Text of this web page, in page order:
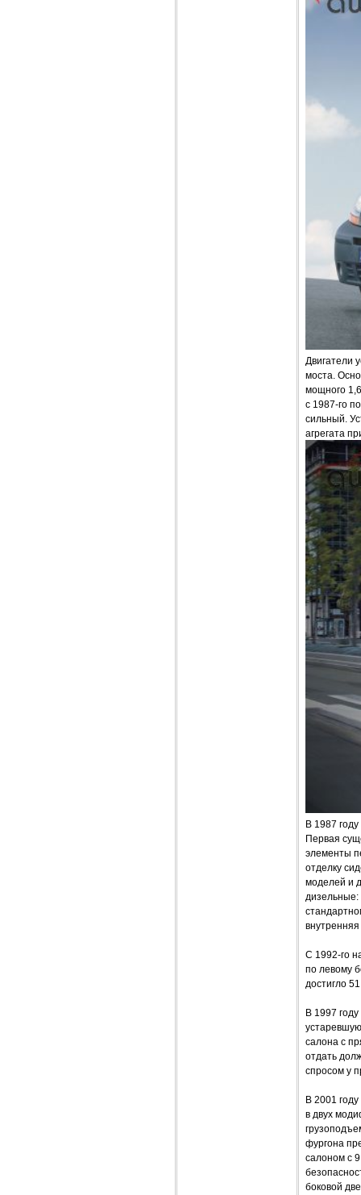
Двигатели
моста.
мощного
с 1987-го
сильный.
агрегата
В 1987
Первая
элементы
отделку
моделей и
дизельные:
С 1992-го
по левому
достигло
В 1997
салона с
отдать
спросом у
В 2001
в двух
фургона
салоном с
боковой